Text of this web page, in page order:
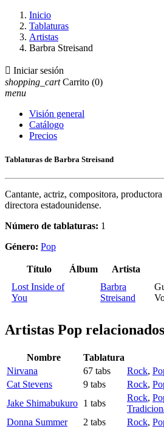
Inicio
Tablaturas
Artistas
Barbra Streisand
 Iniciar sesión
shopping_cart Carrito (0)
menu
Visión general
Catálogo
Precios
Tablaturas de Barbra Streisand
Cantante, actriz, compositora,
directora estadounidense.
Número de tablaturas: 1
Género: Pop
Título Álbum Artista
Lost Inside of
You
Barbra
Streisand
Artistas Pop relacionados
Nombre Tablatura
Nirvana
67 tabs Rock,
Cat Stevens
9 tabs Rock,
Jake Shimabukuro 1 tabs
Rock,
Donna Summer
2 tabs Rock,